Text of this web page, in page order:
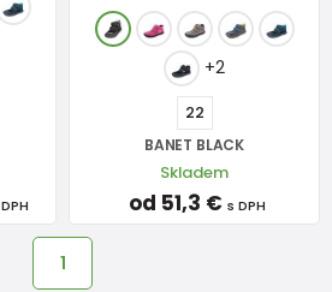
+2
22
BANET BLACK
Skladem
od 51,3 € s DPH
1